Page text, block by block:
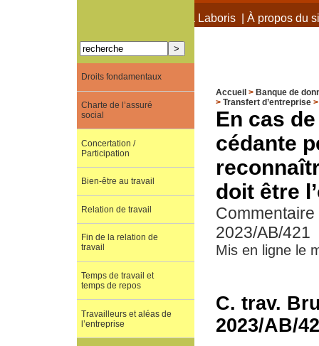
À propos de Terra Laboris| À propos du
Accueil > Banque de
> Transfert d’entreprise
En cas
cédante
doit être
2023/AB/421
Mis en ligne le
C. trav.
2023/AB/
Droits fondamentaux
Charte de l’assuré
social
Concertation /
Participation
Bien-être au travail
Relation de travail
Fin de la relation de
travail
Temps de travail et
temps de repos
Travailleurs et aléas de
l’entreprise